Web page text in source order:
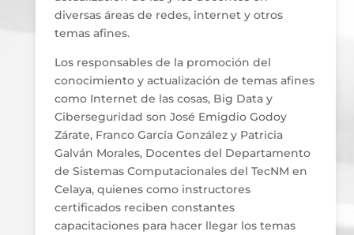
diversas áreas de redes, internet y otros
temas afines.
Los responsables de la promoción del
conocimiento y actualización de temas afines
como Internet de las cosas, Big Data y
Ciberseguridad son José Emigdio Godoy
Zárate, Franco García González y Patricia
Galván Morales, Docentes del Departamento
de Sistemas Computacionales del TecNM en
Celaya, quienes como instructores
certificados reciben constantes
capacitaciones para hacer llegar los temas